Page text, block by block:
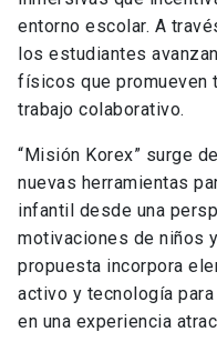
entorno escolar. A
los estudiantes
físicos que promueven
trabajo colaborativo.
“Misión Korex” surge
nuevas herramientas
infantil desde una
motivaciones de niños
propuesta incorpora
activo y tecnología
en una experiencia